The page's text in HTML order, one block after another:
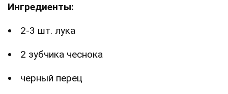
Ингредиенты:
2-3 шт. лука
2 зубчика чеснока
черный перец